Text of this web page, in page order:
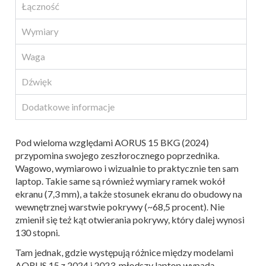
Łączność
Wymiary
Waga
Dźwięk
Dodatkowe informacje
Pod wieloma względami AORUS 15 BKG (2024)
przypomina swojego zeszłorocznego poprzednika.
Wagowo, wymiarowo i wizualnie to praktycznie ten sam
laptop. Takie same są również wymiary ramek wokół
ekranu (7,3 mm), a także stosunek ekranu do obudowy na
wewnętrznej warstwie pokrywy (~68,5 procent). Nie
zmienił się też kąt otwierania pokrywy, który dalej wynosi
130 stopni.
Tam jednak, gdzie występują różnice między modelami